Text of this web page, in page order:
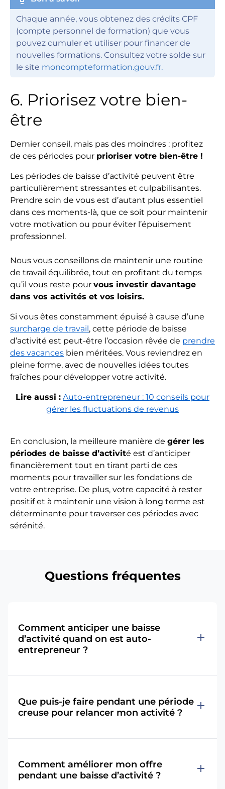
Chaque année, vous obtenez des crédits CPF
(compte personnel de formation) que vous
pouvez cumuler et utiliser pour financer de
nouvelles formations. Consultez votre solde sur
le site moncompteformation.gouv.fr.
6. Priorisez votre bien-
être
Dernier conseil, mais pas des moindres : profitez
de ces périodes pour prioriser votre bien-être !
Les périodes de baisse d’activité peuvent être
particulièrement stressantes et culpabilisantes.
Prendre soin de vous est d’autant plus essentiel
dans ces moments-là, que ce soit pour maintenir
votre motivation ou pour éviter l’épuisement
professionnel.
Nous vous conseillons de maintenir une routine
de travail équilibrée, tout en profitant du temps
qu’il vous reste pour vous investir davantage
dans vos activités et vos loisirs.
Si vous êtes constamment épuisé à cause d’une
surcharge de travail, cette période de baisse
d’activité est peut-être l’occasion rêvée de prendre
des vacances bien méritées. Vous reviendrez en
pleine forme, avec de nouvelles idées toutes
fraîches pour développer votre activité.
Lire aussi : Auto-entrepreneur : 10 conseils pour
gérer les fluctuations de revenus
En conclusion, la meilleure manière de gérer les
périodes de baisse d’activité est d’anticiper
financièrement tout en tirant parti de ces
moments pour travailler sur les fondations de
votre entreprise. De plus, votre capacité à rester
positif et à maintenir une vision à long terme est
déterminante pour traverser ces périodes avec
sérénité.
Questions fréquentes
Comment anticiper une baisse
d’activité quand on est auto-
entrepreneur ?
add
Que puis-je faire pendant une période
creuse pour relancer mon activité ?
add
Comment améliorer mon offre
pendant une baisse d’activité ?
add